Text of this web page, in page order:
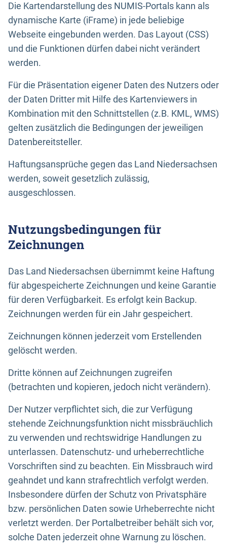
Die Kartendarstellung des NUMIS-Portals kann als
dynamische Karte (iFrame) in jede beliebige
Webseite eingebunden werden. Das Layout (CSS)
und die Funktionen dürfen dabei nicht verändert
werden.
Für die Präsentation eigener Daten des Nutzers oder
der Daten Dritter mit Hilfe des Kartenviewers in
Kombination mit den Schnittstellen (z.B. KML, WMS)
gelten zusätzlich die Bedingungen der jeweiligen
Datenbereitsteller.
Haftungsansprüche gegen das Land Niedersachsen
werden, soweit gesetzlich zulässig,
ausgeschlossen.
Nutzungsbedingungen für
Zeichnungen
Das Land Niedersachsen übernimmt keine Haftung
für abgespeicherte Zeichnungen und keine Garantie
für deren Verfügbarkeit. Es erfolgt kein Backup.
Zeichnungen werden für ein Jahr gespeichert.
Zeichnungen können jederzeit vom Erstellenden
gelöscht werden.
Dritte können auf Zeichnungen zugreifen
(betrachten und kopieren, jedoch nicht verändern).
Der Nutzer verpflichtet sich, die zur Verfügung
stehende Zeichnungsfunktion nicht missbräuchlich
zu verwenden und rechtswidrige Handlungen zu
unterlassen. Datenschutz- und urheberrechtliche
Vorschriften sind zu beachten. Ein Missbrauch wird
geahndet und kann strafrechtlich verfolgt werden.
Insbesondere dürfen der Schutz von Privatsphäre
bzw. persönlichen Daten sowie Urheberrechte nicht
verletzt werden. Der Portalbetreiber behält sich vor,
solche Daten jederzeit ohne Warnung zu löschen.